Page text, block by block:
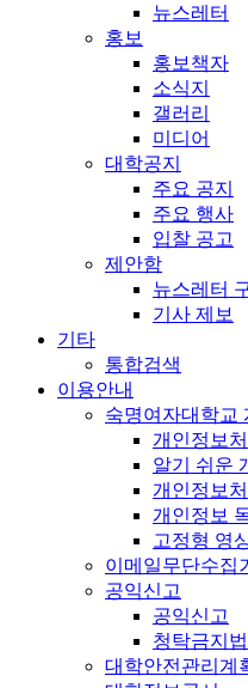
뉴스레터
홍보
홍보책자
소식지
갤러리
미디어
대학공지
주요 공지
주요 행사
입찰 공고
제안함
뉴스레터
기사 제보
기타
통합검색
이용안내
숙명여자대학교
개인정보
알기 쉬운
개인정보
개인정보
고정형 영
이메일무단수집
공익신고
공익신고
청탁금지
대학안전관리계